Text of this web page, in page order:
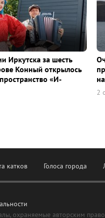
Иркутска за шесть
Конный открылось
«И-
2
катков Голоса города
охраняемые авторским